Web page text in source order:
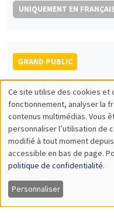
UNIQUEMENT EN
GRAND PUBLIC
Vendredi 6 décembre
14:30 à 16:00
Un cas
entre impôt et
1850
Antoine Gentier
UNIQUEMENT EN FRANÇAIS
Utilisation
des
données
personnelles
et
des
Ce site utilise des cookies et
fonctionnement, analyser la
contenus multimédias. Vous
personnaliser l’utilisation de
modifié à tout moment
accessible en bas de page.
politique de confidentialité.
Personnaliser